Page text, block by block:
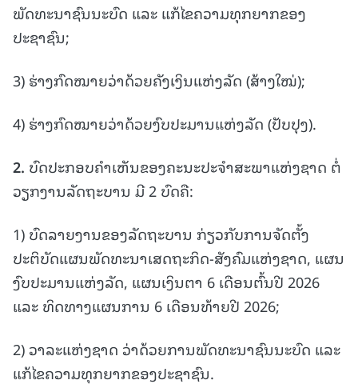
ພັດທະນາຊົນນະບົດ ແລະ ແກ້ໄຂຄວາມທຸກຍາກຂອງ
ປະຊາຊົນ;
3) ຮ່າງກົດໝາຍວ່າດ້ວຍຄັງເງິນແຫ່ງລັດ (ສ້າງໃໝ່);
4) ຮ່າງກົດໝາຍວ່າດ້ວຍງົບປະມານແຫ່ງລັດ (ປັບປຸງ).
2. ບົດປະກອບຄໍາເຫັນຂອງຄະນະປະຈຳສະພາແຫ່ງຊາດ ຕໍ່
ວຽກງານລັດຖະບານ ມີ 2 ບົດຄື:
1) ບົດລາຍງານຂອງລັດຖະບານ ກ່ຽວກັບການຈັດຕັ້ງ
ປະຕິບັດແຜນພັດທະນາເສດຖະກິດ-ສັງຄົມແຫ່ງຊາດ, ແຜນ
ງົບປະມານແຫ່ງລັດ, ແຜນເງິນຕາ 6 ເດືອນຕົ້ນປີ 2026
ແລະ ທິດທາງແຜນການ 6 ເດືອນທ້າຍປີ 2026;
2) ວາລະແຫ່ງຊາດ ວ່າດ້ວຍການພັດທະນາຊົນນະບົດ ແລະ
ແກ້ໄຂຄວາມທຸກຍາກຂອງປະຊາຊົນ.